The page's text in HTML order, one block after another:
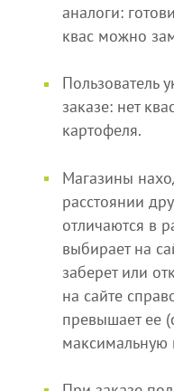
аналоги:
квас можно
Пользователь
заказе: нет
картофеля.
Магазины
расстоянии
отличаются в
выбирает на
заберет или
на сайте
превышает ее
максимальную